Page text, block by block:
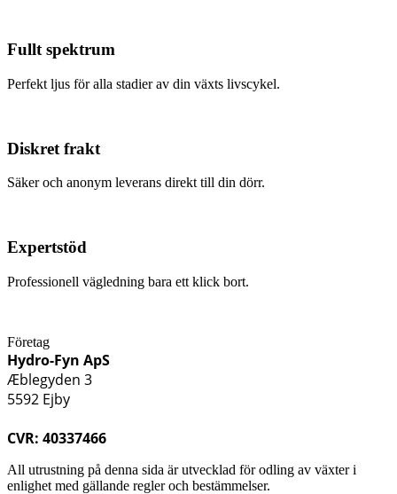
Fullt spektrum
Perfekt ljus för alla stadier av din växts livscykel.
Diskret frakt
Säker och anonym leverans direkt till din dörr.
Expertstöd
Professionell vägledning bara ett klick bort.
Företag
Hydro-Fyn ApS
Æblegyden 3
5592 Ejby
CVR: 40337466
All utrustning på denna sida är utvecklad för odling av växter i
enlighet med gällande regler och bestämmelser.